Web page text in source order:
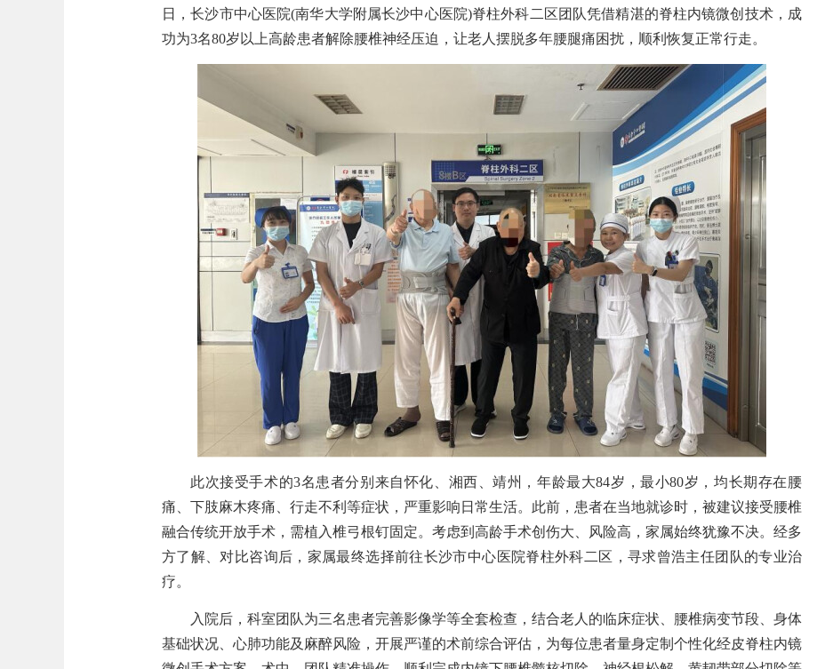
日，长沙市中心医院(南华大学附属长沙中心医院)脊柱外科二区团队凭借精湛的脊柱内镜微创技术，成
功为3名80岁以上高龄患者解除腰椎神经压迫，让老人摆脱多年腰腿痛困扰，顺利恢复正常行走。
此次接受手术的3名患者分别来自怀化、湘西、靖州，年龄最大84岁，最小80岁，均长期存在腰
痛、下肢麻木疼痛、行走不利等症状，严重影响日常生活。此前，患者在当地就诊时，被建议接受腰椎
融合传统开放手术，需植入椎弓根钉固定。考虑到高龄手术创伤大、风险高，家属始终犹豫不决。经多
方了解、对比咨询后，家属最终选择前往长沙市中心医院脊柱外科二区，寻求曾浩主任团队的专业治
疗。
入院后，科室团队为三名患者完善影像学等全套检查，结合老人的临床症状、腰椎病变节段、身体
基础状况、心肺功能及麻醉风险，开展严谨的术前综合评估，为每位患者量身定制个性化经皮脊柱内镜